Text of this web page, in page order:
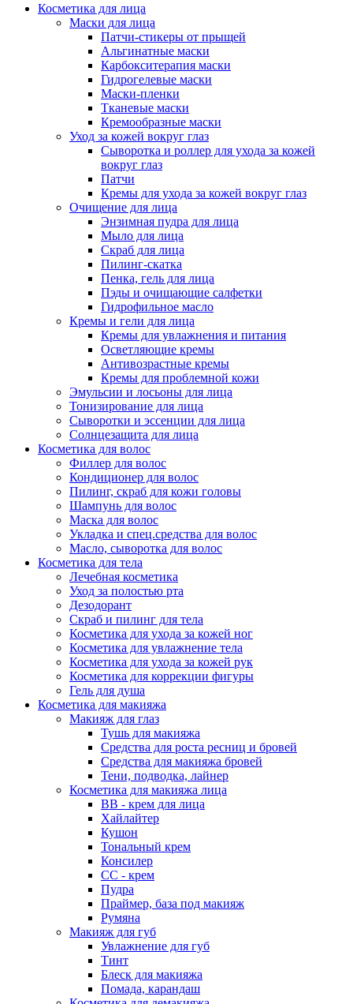
Косметика для лица
Маски для лица
Патчи-стикеры от прыщей
Альгинатные маски
Карбокситерапия маски
Гидрогелевые маски
Маски-пленки
Тканевые маски
Кремообразные маски
Уход за кожей вокруг глаз
Сыворотка и роллер для ухода за кожей
вокруг глаз
Патчи
Кремы для ухода за кожей вокруг глаз
Очищение для лица
Энзимная пудра для лица
Мыло для лица
Скраб для лица
Пилинг-скатка
Пенка, гель для лица
Пэды и очищающие салфетки
Гидрофильное масло
Кремы и гели для лица
Кремы для увлажнения и питания
Осветляющие кремы
Антивозрастные кремы
Кремы для проблемной кожи
Эмульсии и лосьоны для лица
Тонизирование для лица
Сыворотки и эссенции для лица
Солнцезащита для лица
Косметика для волос
Филлер для волос
Кондиционер для волос
Пилинг, скраб для кожи головы
Шампунь для волос
Маска для волос
Укладка и спец.средства для волос
Масло, сыворотка для волос
Косметика для тела
Лечебная косметика
Уход за полостью рта
Дезодорант
Скраб и пилинг для тела
Косметика для ухода за кожей ног
Косметика для увлажнение тела
Косметика для ухода за кожей рук
Косметика для коррекции фигуры
Гель для душа
Косметика для макияжа
Макияж для глаз
Тушь для макияжа
Средства для роста ресниц и бровей
Средства для макияжа бровей
Тени, подводка, лайнер
Косметика для макияжа лица
ВВ - крем для лица
Хайлайтер
Кушон
Тональный крем
Консилер
СС - крем
Пудра
Праймер, база под макияж
Румяна
Макияж для губ
Увлажнение для губ
Тинт
Блеск для макияжа
Помада, карандаш